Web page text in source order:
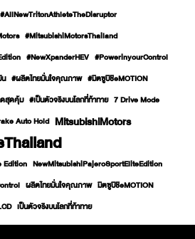
#AllNewTritonAthleteTheDisruptor
#MitsubishiMotorsThailand
#NewXpanderHEV #PowerinyourControl
#ผลิตไทยมั่นใจคุณภาพ #มิตซูบิชิeMOTION
สุดคุ้ม #เป็นตัวจริงบนโลกที่ท้าทาย 7 Drive Mode
Auto Hold MitsubishiMotors
Edition NewMitsubishiPajeroSportEliteEdition
ผลิตไทยมั่นใจคุณภาพ มิตซูบิชิeMOTION
เป็นตัวจริงบนโลกที่ท้าทาย